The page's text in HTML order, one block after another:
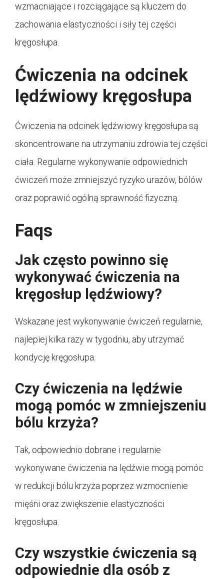
wzmacniające i rozciągające są kluczem do
zachowania elastyczności i siły tej części
kręgosłupa.
Ćwiczenia na odcinek
lędźwiowy kręgosłupa
Ćwiczenia na odcinek lędźwiowy kręgosłupa są
skoncentrowane na utrzymaniu zdrowia tej części
ciała. Regularne wykonywanie odpowiednich
ćwiczeń może zmniejszyć ryzyko urazów, bólów
oraz poprawić ogólną sprawność fizyczną.
Faqs
Jak często powinno się
wykonywać ćwiczenia na
kręgosłup lędźwiowy?
Wskazane jest wykonywanie ćwiczeń regularnie,
najlepiej kilka razy w tygodniu, aby utrzymać
kondycję kręgosłupa.
Czy ćwiczenia na lędźwie
mogą pomóc w zmniejszeniu
bólu krzyża?
Tak, odpowiednio dobrane i regularnie
wykonywane ćwiczenia na lędźwie mogą pomóc
w redukcji bólu krzyża poprzez wzmocnienie
mięśni oraz zwiększenie elastyczności
kręgosłupa.
Czy wszystkie ćwiczenia są
odpowiednie dla osób z